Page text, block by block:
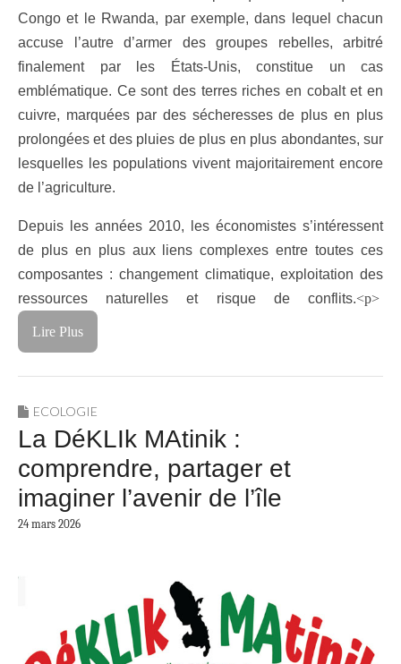
Congo et le Rwanda, par exemple, dans lequel chacun
accuse l’autre d’armer des groupes rebelles, arbitré
finalement par les États-Unis, constitue un cas
emblématique. Ce sont des terres riches en cobalt et en
cuivre, marquées par des sécheresses de plus en plus
prolongées et des pluies de plus en plus abondantes, sur
lesquelles les populations vivent majoritairement encore
de l’agriculture.
Depuis les années 2010, les économistes s’intéressent
de plus en plus aux liens complexes entre toutes ces
composantes : changement climatique, exploitation des
ressources naturelles et risque de conflits.<p>
Lire Plus
ECOLOGIE
La DéKLIk MAtinik :
comprendre, partager et
imaginer l’avenir de l’île
24 mars 2026